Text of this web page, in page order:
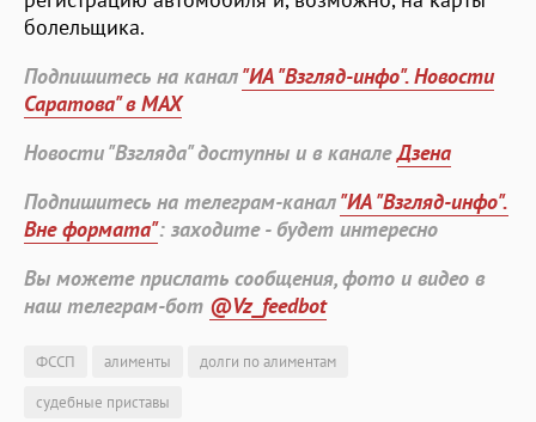
болельщика.
Подпишитесь на канал"ИА "Взгляд-инфо". Новости
Саратова" в MAX
Новости "Взгляда" доступны и в каналеДзена
Подпишитесь на телеграм-канал"ИА "Взгляд-инфо".
Вне формата": заходите - будет интересно
Вы можете прислать сообщения, фото и видео в
наш телеграм-бот @Vz_feedbot
ФССП алименты
долги по алиментам
судебные приставы